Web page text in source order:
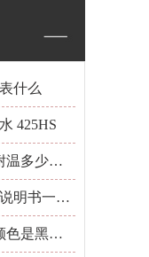
什么
425HS
多少？1
诉你[百乐
明书一键
水百科]
色是黑是